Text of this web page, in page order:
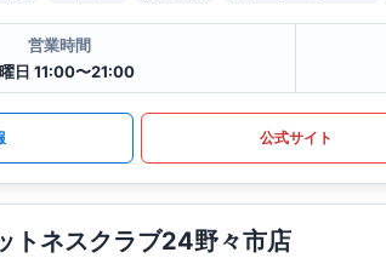
営業時間
日 11:00〜21:00
公式サイト
トネスクラブ24野々市店